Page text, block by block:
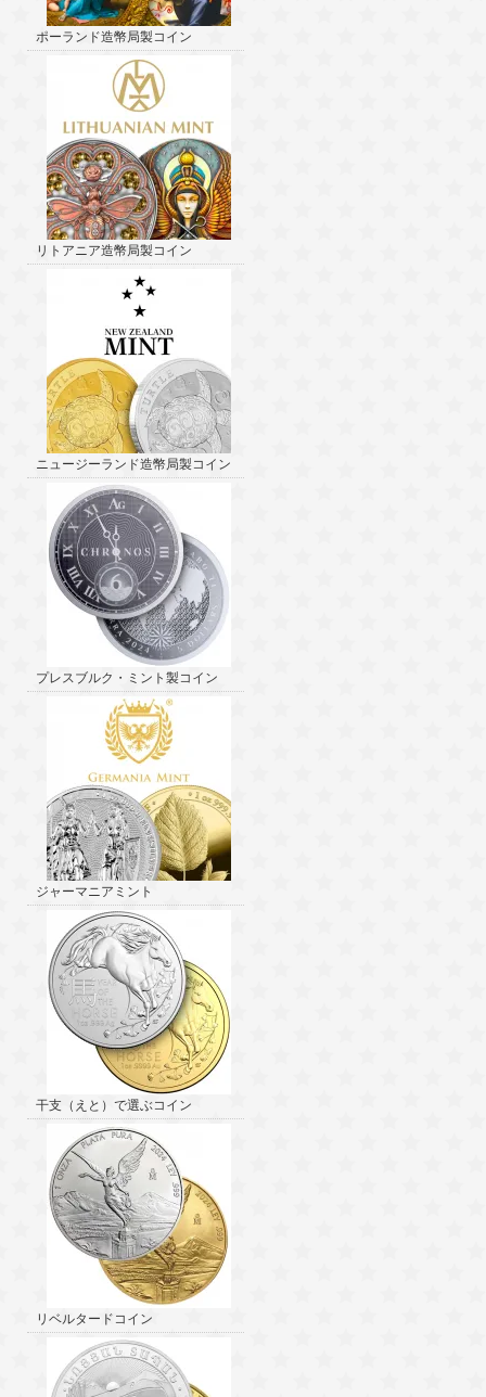
ポーランド造幣局製コイン
リトアニア造幣局製コイン
ニュージーランド造幣局製コイン
プレスブルク・ミント製コイン
ジャーマニアミント
干支（えと）で選ぶコイン
リベルタードコイン